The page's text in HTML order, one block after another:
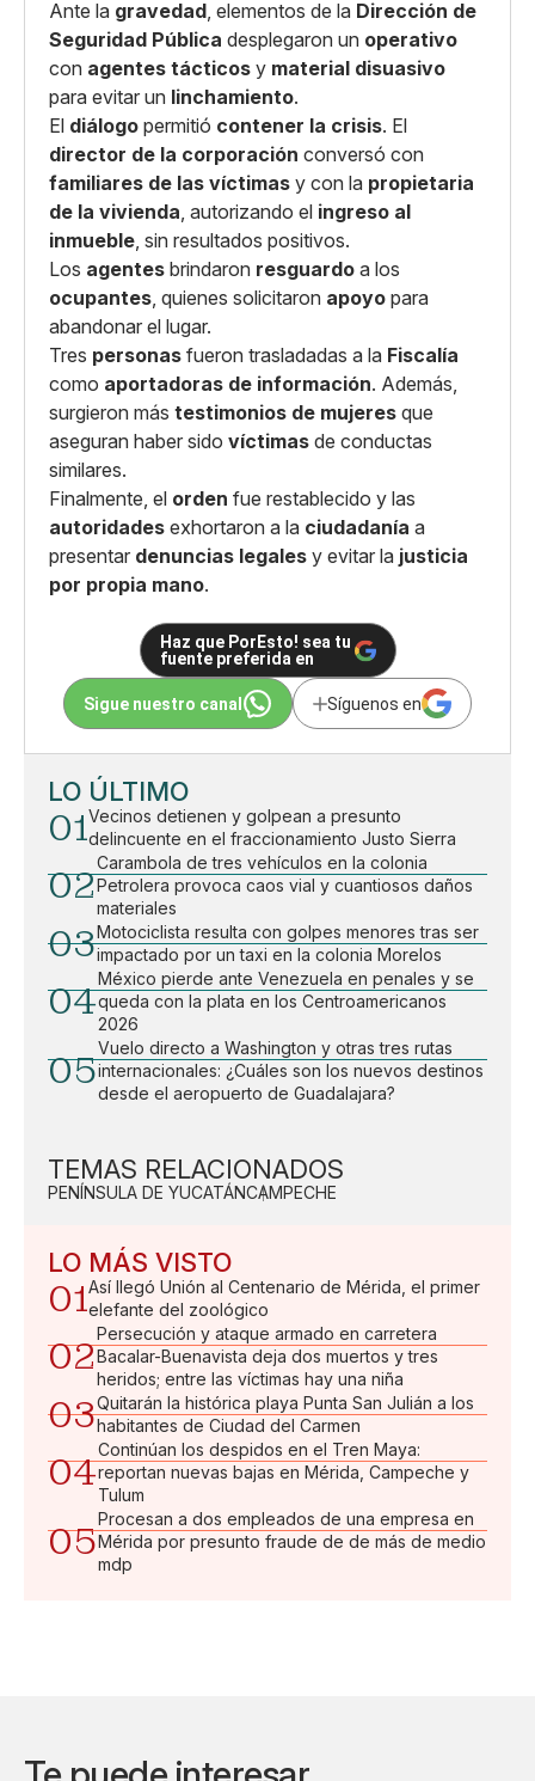
Ante la gravedad, elementos de la Dirección de
Seguridad Pública desplegaron un operativo
con agentes tácticos y material disuasivo
para evitar un linchamiento.
El diálogo permitió contener la crisis. El
director de la corporación conversó con
familiares de las víctimas y con la propietaria
de la vivienda, autorizando el ingreso al
inmueble, sin resultados positivos.
Los agentes brindaron resguardo a los
ocupantes, quienes solicitaron apoyo para
abandonar el lugar.
Tres personas fueron trasladadas a la Fiscalía
como aportadoras de información. Además,
surgieron más testimonios de mujeres que
aseguran haber sido víctimas de conductas
similares.
Finalmente, el orden fue restablecido y las
autoridades exhortaron a la ciudadanía a
presentar denuncias legales y evitar la justicia
por propia mano.
Haz que PorEsto! sea tu
fuente preferida en
Sigue nuestro canal Síguenos en
LO ÚLTIMO
01Vecinos detienen y golpean a presunto
delincuente en el fraccionamiento Justo Sierra
02
Carambola de tres vehículos en la colonia
Petrolera provoca caos vial y cuantiosos daños
materiales
03Motociclista resulta con golpes menores tras ser
impactado por un taxi en la colonia Morelos
04
México pierde ante Venezuela en penales y se
queda con la plata en los Centroamericanos
2026
05
Vuelo directo a Washington y otras tres rutas
internacionales: ¿Cuáles son los nuevos destinos
desde el aeropuerto de Guadalajara?
TEMAS RELACIONADOS
PENÍNSULA DE YUCATÁNCAMPECHE
LO MÁS VISTO
01Así llegó Unión al Centenario de Mérida, el primer
elefante del zoológico
02
Persecución y ataque armado en carretera
Bacalar-Buenavista deja dos muertos y tres
heridos; entre las víctimas hay una niña
03Quitarán la histórica playa Punta San Julián a los
habitantes de Ciudad del Carmen
04
Continúan los despidos en el Tren Maya:
reportan nuevas bajas en Mérida, Campeche y
Tulum
05
Procesan a dos empleados de una empresa en
Mérida por presunto fraude de de más de medio
mdp